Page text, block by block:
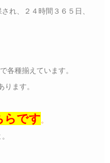
れ、２４時間３６５日、
各種揃えています。
ます。
らです。